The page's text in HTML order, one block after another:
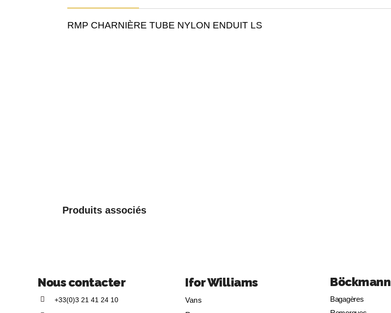
RMP CHARNIÈRE TUBE NYLON ENDUIT LS
Produits associés
Nous contacter
+33(0)3 21 41 24 10
Ifor Williams
Vans
Böckmann
Bagagères